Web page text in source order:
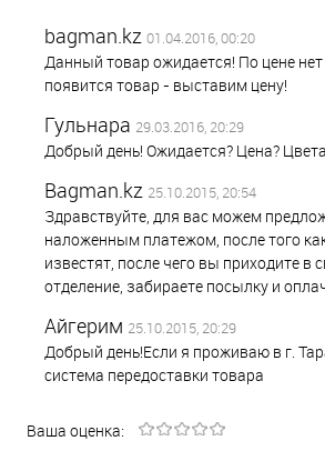
bagman.kz 01.04.2016, 00:20
Данный товар ожидается! По цене
появится товар - выставим цену!
Гульнара 29.03.2016, 20:29
Добрый день! Ожидается? Цена?
Bagman.kz 25.10.2015, 20:54
Здравствуйте, для вас можем
наложенным платежом, после того
известят, после чего вы приходите в
отделение, забираете посылку и
Айгерим 25.10.2015, 20:29
Добрый день!Если я проживаю в г.
система передоставки товара
Ваша оценка: